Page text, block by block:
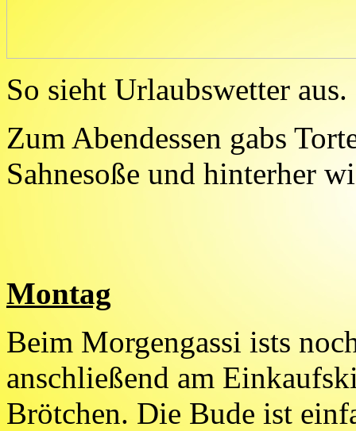
So sieht Urlaubswetter aus.
Zum Abendessen gabs
Sahnesoße und hinterher
Montag
Beim Morgengassi ists
anschließend am
Brötchen. Die Bude ist